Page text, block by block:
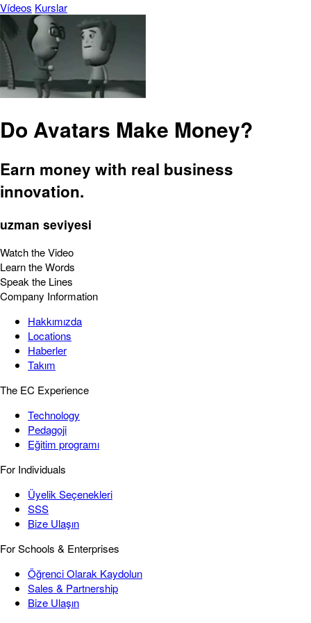
Vídeos Kurslar
Do Avatars Make Money?
Earn money with real business
innovation.
uzman seviyesi
Watch the Video
Learn the Words
Speak the Lines
Company Information
Hakkımızda
Locations
Haberler
Takım
The EC Experience
Technology
Pedagoji
Eğitim programı
For Individuals
Üyelik Seçenekleri
SSS
Bize Ulaşın
For Schools & Enterprises
Öğrenci Olarak Kaydolun
Sales & Partnership
Bize Ulaşın